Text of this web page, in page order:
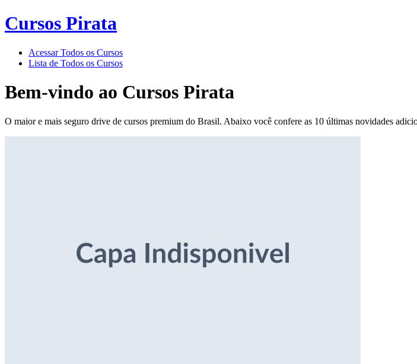
Cursos Pirata
Acessar Todos os Cursos
Lista de Todos os Cursos
Bem-vindo ao Cursos Pirata
O maior e mais seguro drive de cursos premium do Brasil. Abaixo você confere as 10 últimas novidades